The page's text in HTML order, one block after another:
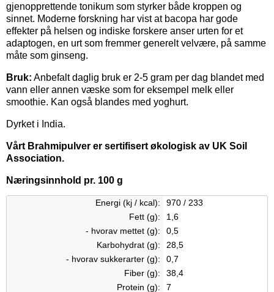
gjenopprettende tonikum som styrker både kroppen og
sinnet. Moderne forskning har vist at bacopa har gode
effekter på helsen og indiske forskere anser urten for et
adaptogen, en urt som fremmer generelt velvære, på samme
måte som ginseng.
Bruk: Anbefalt daglig bruk er 2-5 gram per dag blandet med
vann eller annen væske som for eksempel melk eller
smoothie. Kan også blandes med yoghurt.
Dyrket i India.
Vårt Brahmipulver er sertifisert økologisk av UK Soil
Association.
Næringsinnhold pr. 100 g
Energi (kj / kcal):
970 / 233
Fett (g):
1,6
- hvorav mettet (g):
0,5
Karbohydrat (g):
28,5
- hvorav sukkerarter (g):
0,7
Fiber (g):
38,4
Protein (g):
7